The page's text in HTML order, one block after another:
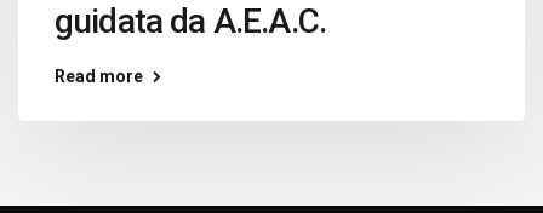
guidata da A.E.A.C.
Read more